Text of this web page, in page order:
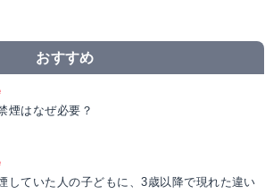
おすすめ
煙はなぜ必要？
していた人の子どもに、3歳以降で現れた違い